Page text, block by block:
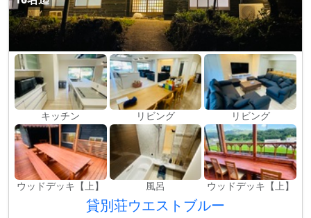
キッチン リビング リビング
ウッドデッキ【上】 風呂 ウッドデッキ【上】
貸別荘ウエストブルー